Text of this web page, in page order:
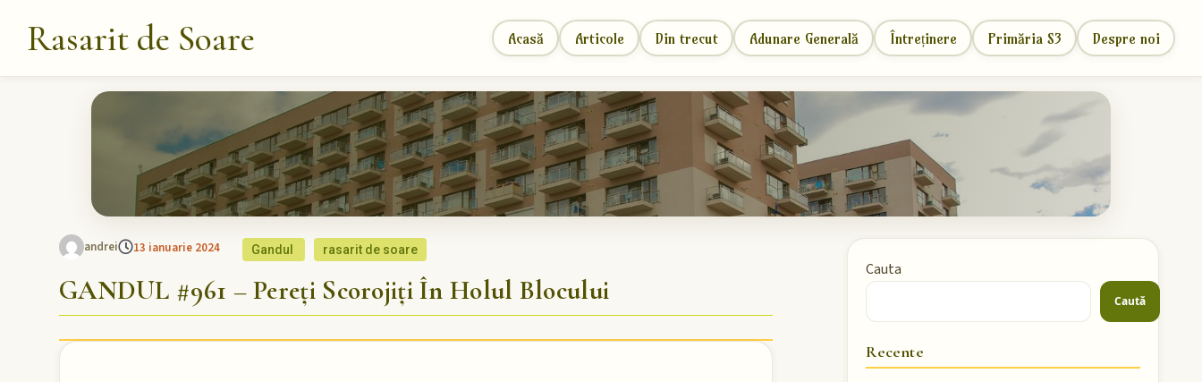
Rasarit de Soare Acasă Articole Din trecut Adunare Generală Întreținere Primăria S3 Despre noi
andrei 13 ianuarie 2024 Gandul rasarit de soare
GANDUL #961 – Pereți Scorojiți În Holul Blocului
Cauta
Caută
Recente